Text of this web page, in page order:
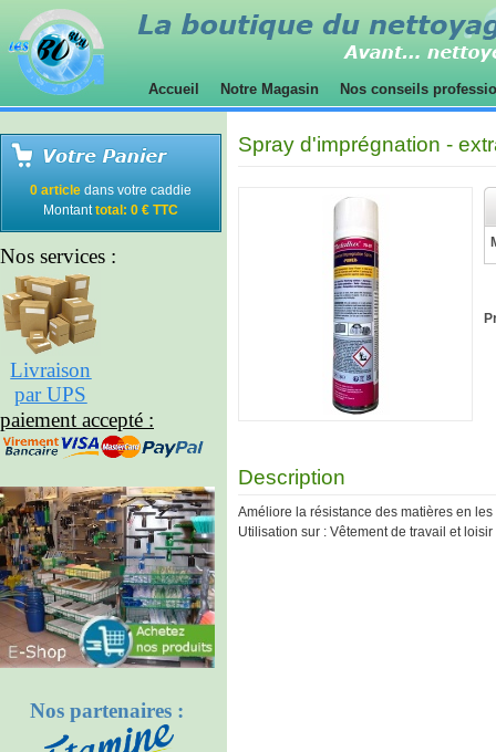
Accueil Notre Magasin Nos conseils
0 article dans votre caddie
Montanttotal: 0 € TTC
Nos services :
Livraison
par UPS
paiement accepté :
Nos partenaires :
Spray d'imprégnation -
Description
Améliore la résistance des matières en
Utilisation sur : Vêtement de travail et